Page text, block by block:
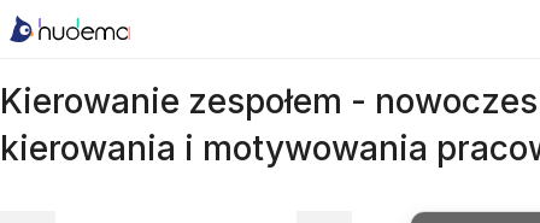
Kierowanie zespołem -
kierowania i motywowania